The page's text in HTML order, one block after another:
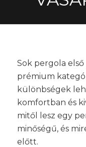
Sok pergola
prémium
különbségek
komfortban és
mitől lesz egy
minőségű, és
előtt.